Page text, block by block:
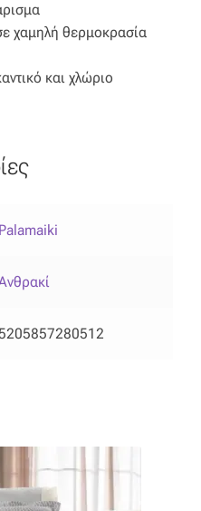
χαμηλή θερμοκρασία
και χλώριο
Palamaiki